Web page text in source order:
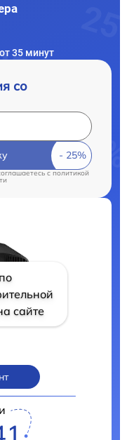
35 минут
со
cполитикой
сайте